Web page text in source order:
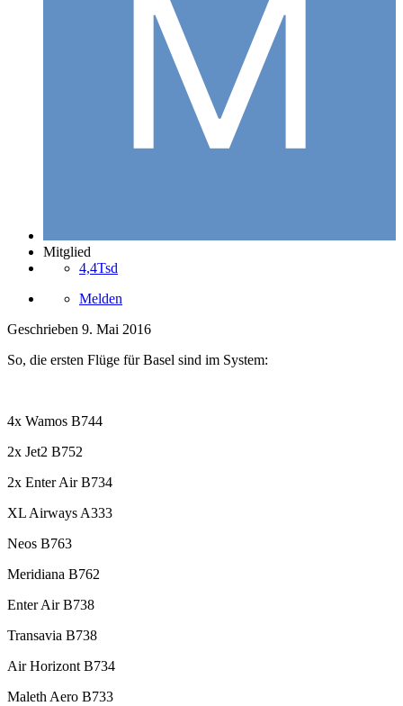
Mitglied
4,4Tsd
Melden
Geschrieben 9. Mai 2016
So, die ersten Flüge für Basel sind im System:
4x Wamos B744
2x Jet2 B752
2x Enter Air B734
XL Airways A333
Neos B763
Meridiana B762
Enter Air B738
Transavia B738
Air Horizont B734
Maleth Aero B733